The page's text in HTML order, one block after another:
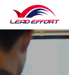
HOME
就活イベント